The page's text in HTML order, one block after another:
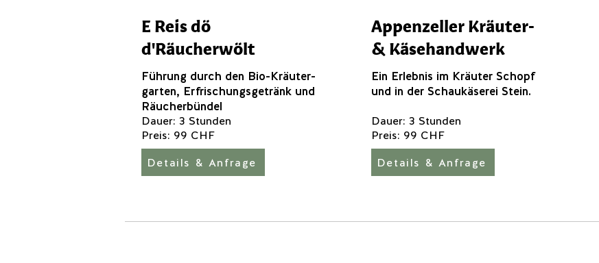
E Reis dö
d'Räucherwölt
Führung durch den Bio-Kräuter-
garten, Erfrischungsgetränk und
Räucherbündel
Dauer: 3 Stunden
Preis: 99 CHF
Details & Anfrage
Appenzeller Kräuter-
& Käsehandwerk
Ein Erlebnis im Kräuter Schopf
und in der Schaukäserei Stein.
Dauer: 3 Stunden
Preis: 99 CHF
Details & Anfrage